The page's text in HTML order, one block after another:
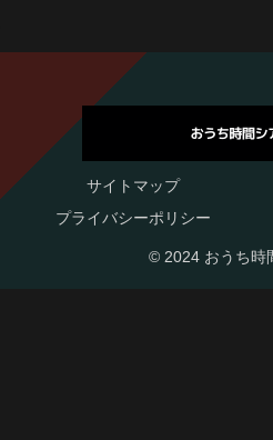
サイトマップ
プライバシーポリシー
© 2024 おうち時